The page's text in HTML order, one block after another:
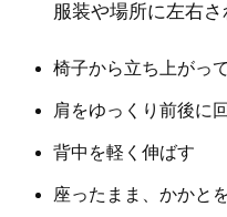
服装や場所に左右
椅子から立ち上がっ
肩をゆっくり前後に
背中を軽く伸ばす
座ったまま、かかと